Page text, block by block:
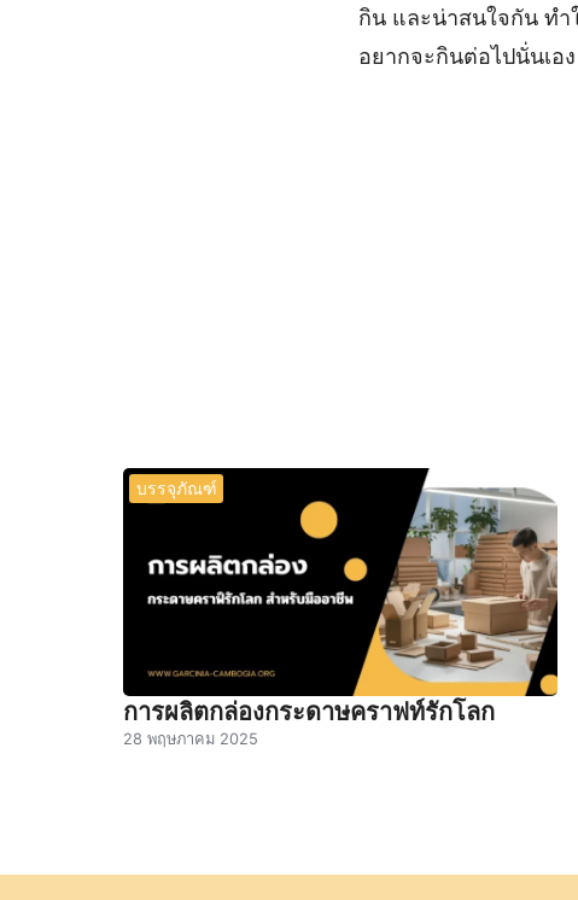
กิน และน่าสนใจกัน ท
อยากจะกินต่อไปนั่นเ
บรรจุภัณฑ์
การผลิตกล่องกระดาษคราฟท์รักโลก
28 พฤษภาคม 2025